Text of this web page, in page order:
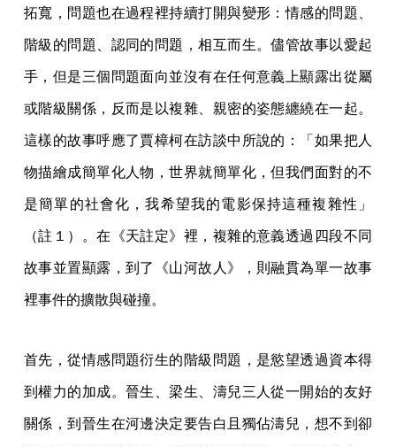
拓寬，問題也在過程裡持續打開與變形：情感的問題、
階級的問題、認同的問題，相互而生。儘管故事以愛起
手，但是三個問題面向並沒有在任何意義上顯露出從屬
或階級關係，反而是以複雜、親密的姿態纏繞在一起。
這樣的故事呼應了賈樟柯在訪談中所說的：「如果把人
物描繪成簡單化人物，世界就簡單化，但我們面對的不
是簡單的社會化，我希望我的電影保持這種複雜性」
（註１）。在《天註定》裡，複雜的意義透過四段不同
故事並置顯露，到了《山河故人》，則融貫為單一故事
裡事件的擴散與碰撞。
首先，從情感問題衍生的階級問題，是慾望透過資本得
到權力的加成。晉生、梁生、濤兒三人從一開始的友好
關係，到晉生在河邊決定要告白且獨佔濤兒，想不到卻